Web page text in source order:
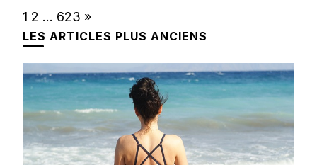
Page:
1 2 … 623 Next
»
LES ARTICLES PLUS ANCIENS